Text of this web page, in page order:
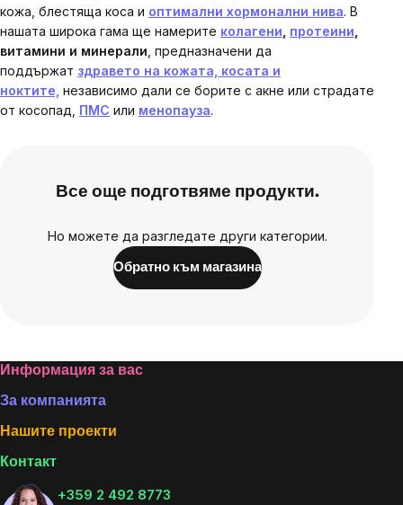
кожа, блестяща коса и оптимални хормонални нива. В
нашата широка гама ще намерите колагени протеини
витамини и минерали , предназначени да
поддържат здравето на кожата, косата и
ноктите, независимо дали се борите с акне или страдате
от косопад, ПМС или менопауза.
Все още подготвяме продукти.
Но можете да разгледате други категории.
Обратно към магазина
Footer
Информация за вас
За компанията
Нашите проекти
Контакт
+359 2 492 8773